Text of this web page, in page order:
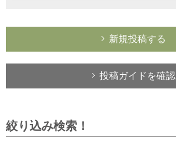
新規投稿する
投稿ガイドを確認
絞り込み検索！